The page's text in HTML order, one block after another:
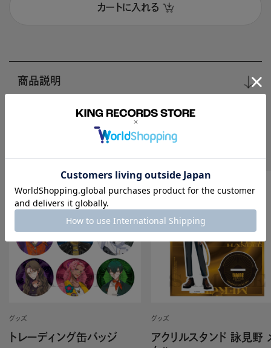
カートに入れる
商品説明
Recomend
グッズ
トレーディング缶バッジ
グッズ
アクリルスタンド 詠見野